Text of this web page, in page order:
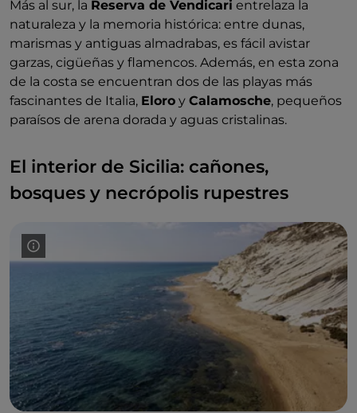
Más al sur, la Reserva de Vendicari entrelaza la
naturaleza y la memoria histórica: entre dunas,
marismas y antiguas almadrabas, es fácil avistar
garzas, cigüeñas y flamencos. Además, en esta zona
de la costa se encuentran dos de las playas más
fascinantes de Italia, Eloro y Calamosche, pequeños
paraísos de arena dorada y aguas cristalinas.
El interior de Sicilia: cañones,
bosques y necrópolis rupestres